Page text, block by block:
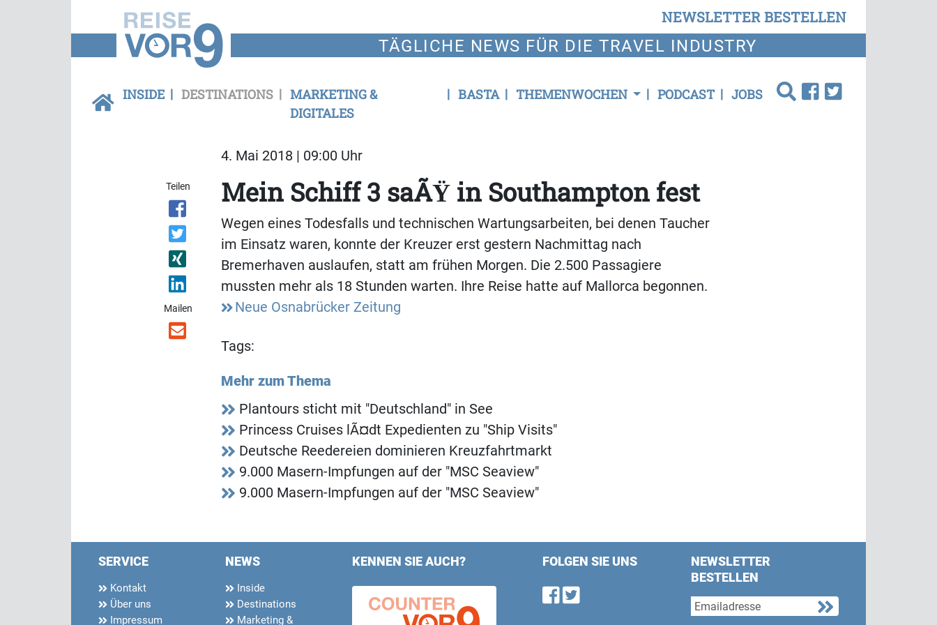
NEWSLETTER BESTELLEN
TÄGLICHE NEWS FÜR DIE TRAVEL INDUSTRY
INSIDE DESTINATIONS
MARKETING &
DIGITALES
BASTA THEMENWOCHEN PODCAST JOBS
4. Mai 2018 | 09:00 Uhr
Teilen
Mailen
Mein Schiff 3 saÃŸ in Southampton fest
Wegen eines Todesfalls und technischen Wartungsarbeiten, bei denen Taucher
im Einsatz waren, konnte der Kreuzer erst gestern Nachmittag nach
Bremerhaven auslaufen, statt am frühen Morgen. Die 2.500 Passagiere
mussten mehr als 18 Stunden warten. Ihre Reise hatte auf Mallorca begonnen.
Neue Osnabrücker Zeitung
Tags:
Mehr zum Thema
Plantours sticht mit "Deutschland" in See
Princess Cruises lÃ¤dt Expedienten zu "Ship Visits"
Deutsche Reedereien dominieren Kreuzfahrtmarkt
9.000 Masern-Impfungen auf der "MSC Seaview"
9.000 Masern-Impfungen auf der "MSC Seaview"
SERVICE
Kontakt
Über uns
Impressum
NEWS
Inside
Destinations
Marketing &
KENNEN SIE AUCH? FOLGEN SIE UNS
Find us on Facebook
Follow us on Twitter
NEWSLETTER
BESTELLEN